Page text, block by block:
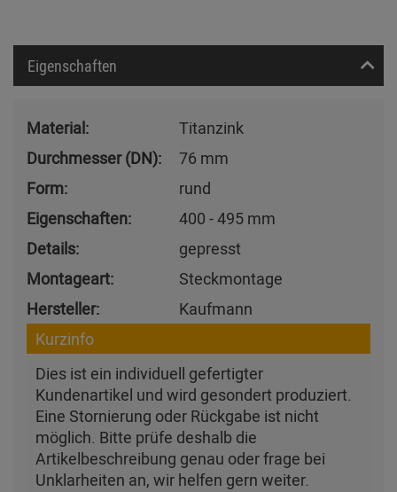
Eigenschaften
Material:
Titanzink
Durchmesser (DN):
76 mm
Form:
rund
Eigenschaften:
400 - 495 mm
Details:
gepresst
Montageart:
Steckmontage
Hersteller:
Kaufmann
Kurzinfo
Dies ist ein individuell gefertigter
Kundenartikel und wird gesondert produziert.
Eine Stornierung oder Rückgabe ist nicht
möglich. Bitte prüfe deshalb die
Artikelbeschreibung genau oder frage bei
Unklarheiten an, wir helfen gern weiter.